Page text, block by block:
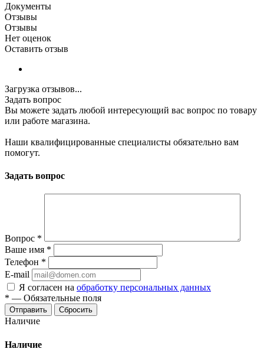
Документы
Отзывы
Отзывы
Нет оценок
Оставить отзыв
Загрузка отзывов...
Задать вопрос
Вы можете задать любой интересующий вас вопрос по товару
или работе магазина.
Наши квалифицированные специалисты обязательно вам
помогут.
Задать вопрос
Вопрос *
Ваше имя *
Телефон *
E-mail
Я согласен на обработку персональных данных
* — Обязательные поля
Сбросить
Наличие
Наличие